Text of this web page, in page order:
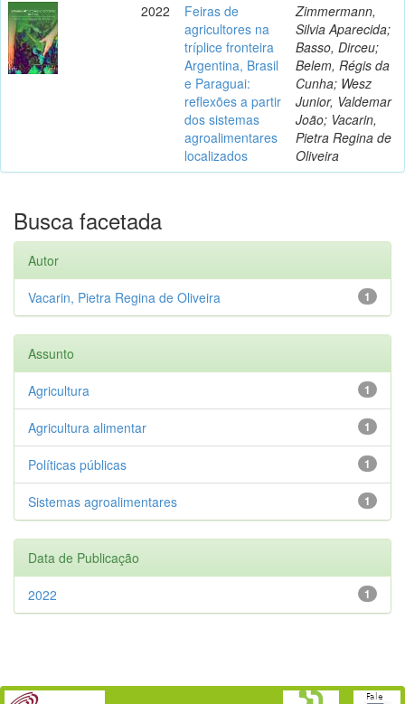
2022
Feiras de
agricultores na
tríplice fronteira
Argentina, Brasil
e Paraguai:
reflexões a partir
dos sistemas
agroalimentares
localizados
Zimmermann,
Silvia Aparecida;
Basso, Dirceu;
Belem, Régis da
Cunha; Wesz
Junior, Valdemar
João; Vacarin,
Pietra Regina de
Oliveira
Busca facetada
Autor
1
Vacarin, Pietra Regina de Oliveira
Assunto
1
Agricultura
1
Agricultura alimentar
1
Políticas públicas
1
Sistemas agroalimentares
Data de Publicação
1
2022